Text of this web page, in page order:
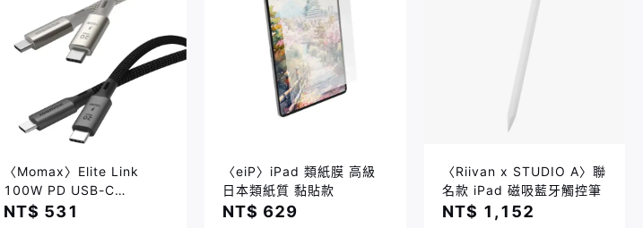
〈Momax〉Elite Link
100W PD USB-C
USB3.2 20Gbps 編織充
NT$ 531
〈eiP〉iPad 類紙膜 高級
日本類紙質 黏貼款
NT$ 629
〈Riivan x STUDIO A〉聯
名款 iPad 磁吸藍牙觸控筆
NT$ 1,152